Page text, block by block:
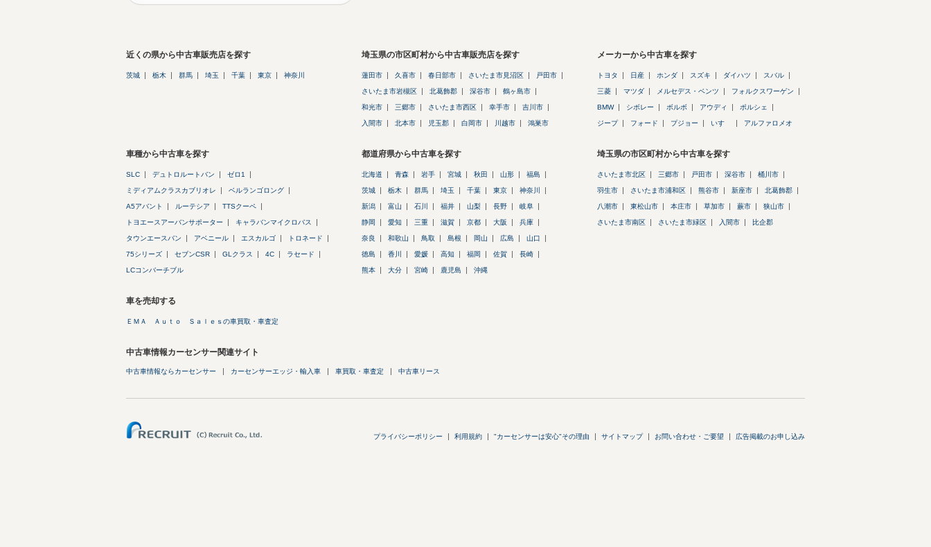
近くの県から中古車販売店を探す
茨城 栃木 群馬 埼玉 千葉 東京 神奈川
埼玉県の市区町村から中古車販売店を探す
蓮田市 久喜市 春日部市 さいたま市見沼区 戸田市
さいたま市岩槻区 北葛飾郡 深谷市 鶴ヶ島市
和光市 三郷市 さいたま市西区 幸手市 吉川市
入間市 北本市 児玉郡 白岡市 川越市 鴻巣市
メーカーから中古車を探す
トヨタ 日産 ホンダ スズキ ダイハツ スバル
三菱 マツダ メルセデス・ベンツ フォルクスワーゲン
BMW シボレー ボルボ アウディ ポルシェ
ジープ フォード プジョー いすゞ アルファロメオ
車種から中古車を探す
SLC デュトロルートバン ゼロ1
ミディアムクラスカブリオレ ベルランゴロング
A5アバント ルーテシア TTSクーペ
トヨエースアーバンサポーター キャラバンマイクロバス
タウンエースバン アベニール エスカルゴ トロネード
75シリーズ セブンCSR GLクラス 4C ラセード
LCコンバーチブル
都道府県から中古車を探す
北海道 青森 岩手 宮城 秋田 山形 福島
茨城 栃木 群馬 埼玉 千葉 東京 神奈川
新潟 富山 石川 福井 山梨 長野 岐阜
静岡 愛知 三重 滋賀 京都 大阪 兵庫
奈良 和歌山 鳥取 島根 岡山 広島 山口
徳島 香川 愛媛 高知 福岡 佐賀 長崎
熊本 大分 宮崎 鹿児島 沖縄
埼玉県の市区町村から中古車を探す
さいたま市北区 三郷市 戸田市 深谷市 桶川市
羽生市 さいたま市浦和区 熊谷市 新座市 北葛飾郡
八潮市 東松山市 本庄市 草加市 蕨市 狭山市
さいたま市南区 さいたま市緑区 入間市 比企郡
車を売却する
ＥＭＡ Ａｕｔｏ Ｓａｌｅｓの車買取・車査定
中古車情報カーセンサー関連サイト
中古車情報ならカーセンサー カーセンサーエッジ・輸入車 車買取・車査定 中古車リース
プライバシーポリシー 利用規約 "カーセンサーは安心"その理由 サイトマップ お問い合わせ・ご要望 広告掲載のお申し込み